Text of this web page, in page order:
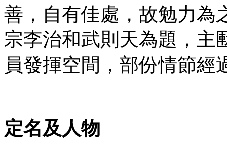
善，自有佳處，故勉力為
宗李治和武則天為題，主
員發揮空間，部份情節經
定名及人物